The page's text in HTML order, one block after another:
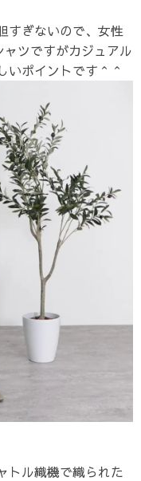
すぎないので、女性
ツですがカジュアル
いポイントです＾＾
トル織機で織られた